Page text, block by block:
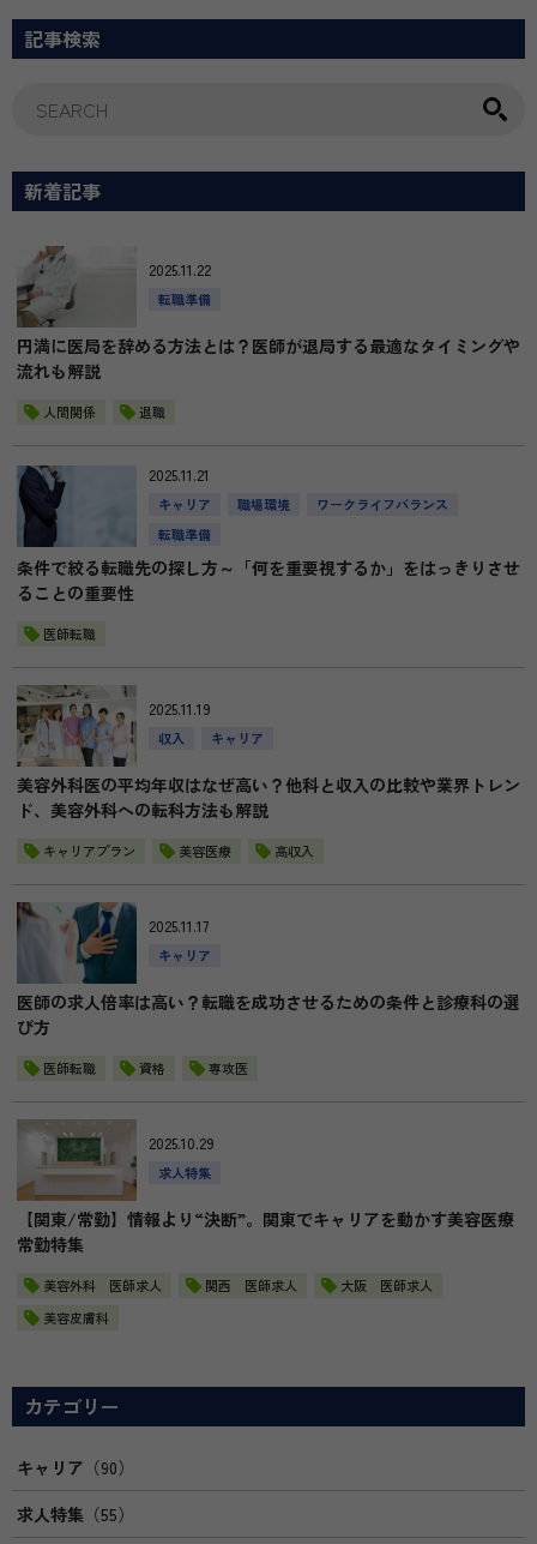
挑戦したい方、
として成長した
にご相談くださ
をスタートした
ぜひ一度お話し
記事検索
新着記事
2025.11.22
転職準備
円満に医局を辞める方法とは？医師が退局する最適なタイミングや
流れも解説
人間関係 退職
2025.11.21
キャリア 職場環境
ワークライフバランス
転職準備
条件で絞る転職先の探し方～「何を重要視するか」をはっきりさせ
ることの重要性
医師転職
2025.11.19
収入 キャリア
美容外科医の平均年収はなぜ高い？他科と収入の比較や業界トレン
ド、美容外科への転科方法も解説
キャリアプラン 美容医療 高収入
2025.11.17
キャリア
医師の求人倍率は高い？転職を成功させるための条件と診療科の選
び方
医師転職 資格 専攻医
2025.10.29
求人特集
【関東/常勤】情報より“決断”。関東でキャリアを動かす美容医療
常勤特集
美容外科 医師求人 関西 医師求人
大阪 医師求人
美容皮膚科
カテゴリー
キャリア （90）
求人特集 （55）